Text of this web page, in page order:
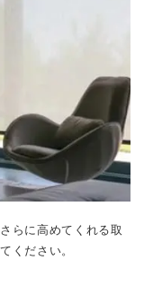
らに高めてくれる取
ください。